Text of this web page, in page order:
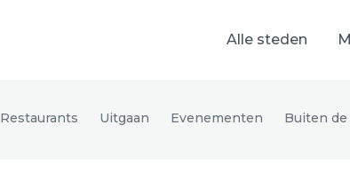
Alle steden
Restaurants Uitgaan Evenementen Buiten de